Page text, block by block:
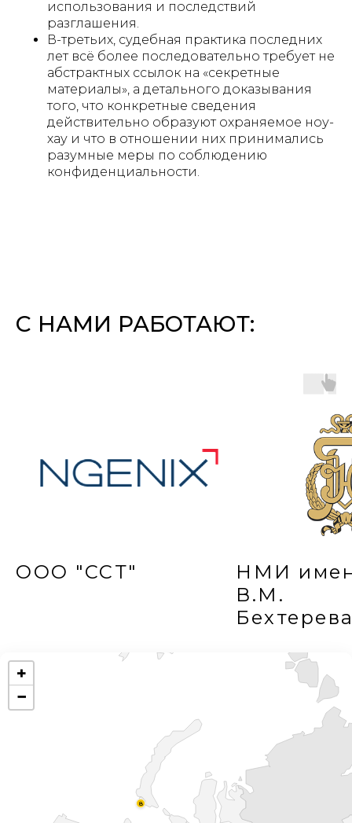
использования и последствий
разглашения.
В-третьих, судебная практика последних
лет всё более последовательно требует не
абстрактных ссылок на «секретные
материалы», а детального доказывания
того, что конкретные сведения
действительно образуют охраняемое ноу-
хау и что в отношении них принимались
разумные меры по соблюдению
конфиденциальности.
С НАМИ РАБОТАЮТ:
ООО "ССТ"
НМИ
В.М.
8
+
−